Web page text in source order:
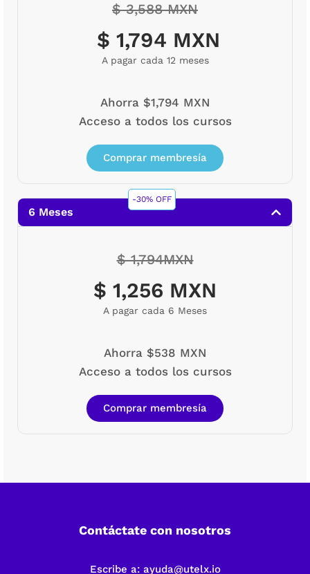
$ 3,588 MXN
$ 1,794 MXN
A pagar cada 12 meses
Ahorra $1,794 MXN
Acceso a todos los cursos
Comprar membresía
-30% OFF
6 Meses
$ 1,794MXN
$ 1,256 MXN
A pagar cada 6 Meses
Ahorra $538 MXN
Acceso a todos los cursos
Comprar membresía
Contáctate con nosotros
Escribe a: ayuda@utelx.io